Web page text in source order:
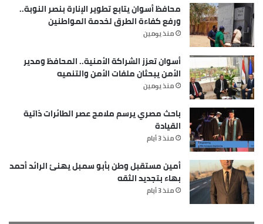
محافظ أسوان يتابع تطوير الإنارة بنصر النوبة..
ورفع كفاءة الطرق لخدمة المواطنين
منذ يومين
أسوان تعزز الشراكة الأمنية.. المحافظ ومدير
الأمن يبحثان ملفات الأمن والتنميه
منذ يومين
باحث مصري يرسم ملامح عصر الطائرات ذاتية
القيادة
منذ 3 أيام
أمين مستقبل وطن بأبو سمبل يهنئ الرائد أحمد
بهاء بتجديد الثقه
منذ 3 أيام